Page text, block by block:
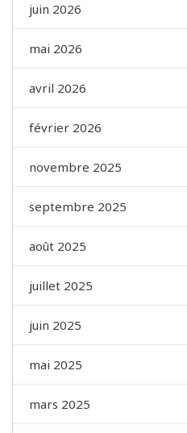
juin 2026
mai 2026
avril 2026
février 2026
novembre 2025
septembre 2025
août 2025
juillet 2025
juin 2025
mai 2025
mars 2025